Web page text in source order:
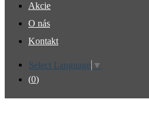
Akcie
O nás
Kontakt
Select Language ▼
(0)